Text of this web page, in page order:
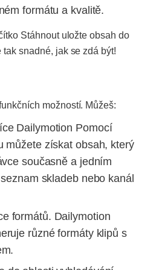
formátu a kvalitě.
Stáhnout uložte obsah do
snadné, jak se zdá být!
možností. Můžeš:
Dailymotion Pomocí
můžete získat obsah, který
současně a jedním
skladeb nebo kanál
formátů. Dailymotion
různé formáty klipů s